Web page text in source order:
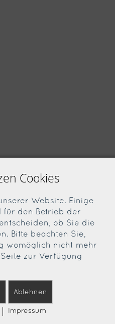
Cookies
Website. Einige
für den Betrieb der
ob Sie die
Bitte beachten Sie,
womöglich nicht mehr
zur Verfügung
Ablehnen
| Impressum